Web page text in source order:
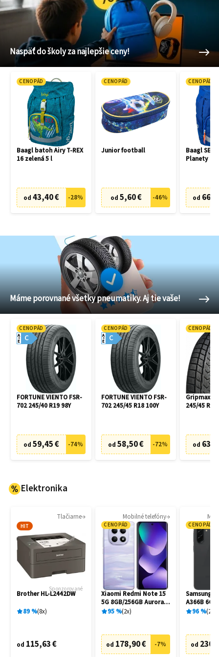
Naspäť do školy za najlepšie ceny!
CENOPÁD
Baagl batoh Airy T-REX
16 zelená 5 l
od 43,40 € -28%
CENOPÁD
Junior football
od 5,60 € -46%
CENOPÁD
Baagl SET
Planety
od
Máme porovnané všetky pneumatiky. Aj tie vaše!
CENOPÁD
C
A
E
FORTUNE VIENTO FSR-
702 245/40 R19 98Y
od 59,45 € -74%
CENOPÁD
C
A
E
FORTUNE VIENTO FSR-
702 245/45 R18 100Y
od 58,50 € -72%
CENOPÁD
Gripmax
245/45 R18
od
Elektronika
Tlačiarne
HIT
Sponzorované
Brother HL-L2442DW
89% 8x
od 115,63 €
Mobilné telefóny
CENOPÁD
Xiaomi Redmi Note 15
5G 8GB/256GB Aurora
Purple
95% 2x
od 178,90 € -7%
CENOPÁD
Samsung
A366B
Awesome
96% 20
od